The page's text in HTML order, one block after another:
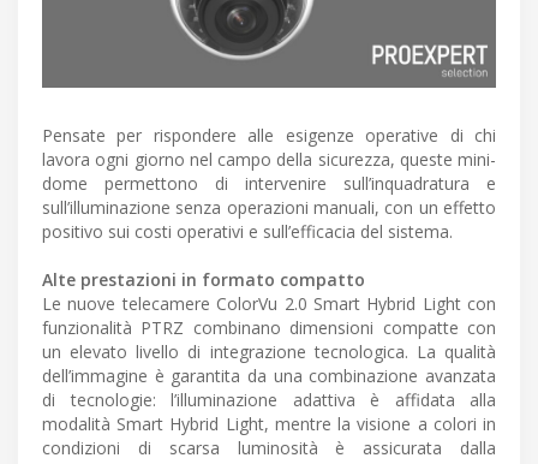
Pensate per rispondere alle esigenze operative di chi
lavora ogni giorno nel campo della sicurezza, queste mini-
dome permettono di intervenire sull’inquadratura e
sull’illuminazione senza operazioni manuali, con un effetto
positivo sui costi operativi e sull’efficacia del sistema.
Alte prestazioni in formato compatto
Le nuove telecamere ColorVu 2.0 Smart Hybrid Light con
funzionalità PTRZ combinano dimensioni compatte con
un elevato livello di integrazione tecnologica. La qualità
dell’immagine è garantita da una combinazione avanzata
di tecnologie: l’illuminazione adattiva è affidata alla
modalità Smart Hybrid Light, mentre la visione a colori in
condizioni di scarsa luminosità è assicurata dalla